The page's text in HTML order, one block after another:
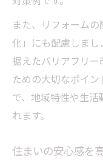
また、リフォーム
化」にも配慮しまし
据えたバリアフリ
ための大切なポイン
で、地域特性や生活
れます。
住まいの安心感を